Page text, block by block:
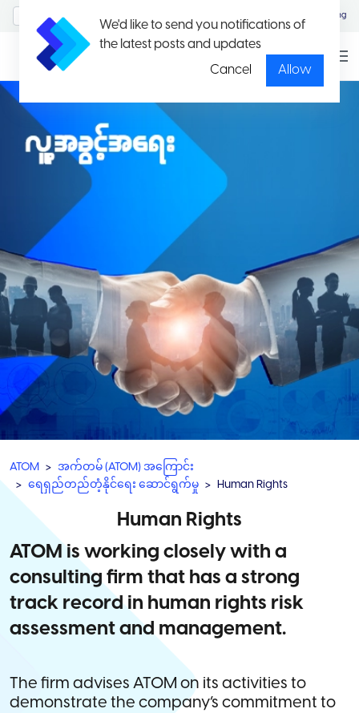
We'd like to send you notifications of
the latest posts and updates
Cancel
Allow
Eng
ATOM
အက်တမ် (ATOM) အကြောင်း
ရေရှည်တည်တံ့နိုင်ရေး ဆောင်ရွက်မှု
Human Rights
Human Rights
ATOM is working closely with a
consulting firm that has a strong
track record in human rights risk
assessment and management.
The firm advises ATOM on its activities to
demonstrate the company’s commitment to